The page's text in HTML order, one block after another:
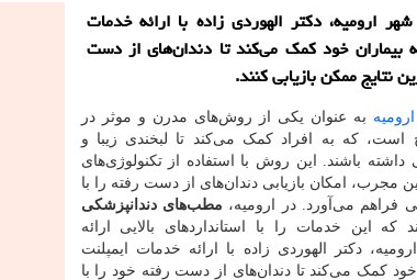
ارومیه، دکتر الهوردی زاده با ارائه خدمات
بیماران خود کمک می‌کند تا دندان‌های از دست
نتایج ممکن بازیابی کنند.
به عنوان یکی از روش‌های مدرن و موثر در
است، که به افراد کمک می‌کند تا لبخندی زیبا و
داشته باشند. این روش با استفاده از تکنولوژی‌های
مجرب، امکان بازیابی دندان‌های از دست رفته را با
فراهم می‌آورد. در ارومیه، مطب‌های دندانپزشکی
که این خدمات را با استانداردهای بالایی ارائه
دکتر الهوردی زاده با ارائه خدمات ایمپلنت
خود کمک می‌کند تا دندان‌های از دست رفته خود را با